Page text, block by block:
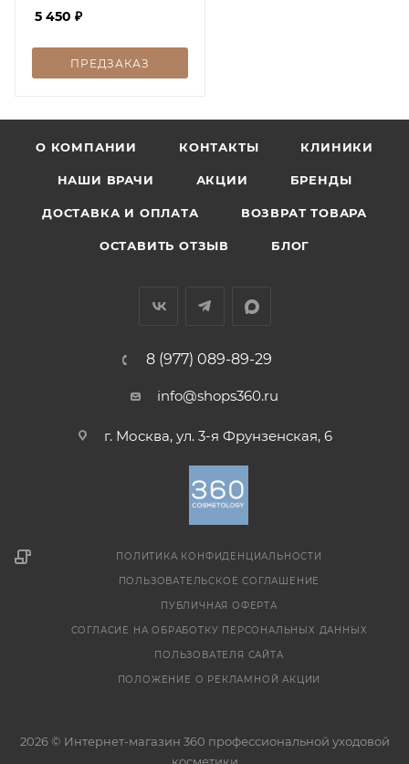
жирной кожи, Pore
5 450 ₽
ПРЕДЗАКАЗ
О КОМПАНИИ КОНТАКТЫ КЛИНИКИ
НАШИ ВРАЧИ АКЦИИ БРЕНДЫ
ДОСТАВКА И ОПЛАТА ВОЗВРАТ ТОВАРА
ОСТАВИТЬ ОТЗЫВ БЛОГ
8 (977) 089-89-29
info@shops360.ru
г. Москва, ул. 3-я Фрунзенская, 6
ПОЛИТИКА КОНФИДЕНЦИАЛЬНОСТИ
ПОЛЬЗОВАТЕЛЬСКОЕ СОГЛАШЕНИЕ
ПУБЛИЧНАЯ ОФЕРТА
СОГЛАСИЕ НА ОБРАБОТКУ ПЕРСОНАЛЬНЫХ ДАННЫХ
ПОЛЬЗОВАТЕЛЯ САЙТА
ПОЛОЖЕНИЕ О РЕКЛАМНОЙ АКЦИИ
2026 © Интернет-магазин 360 профессиональной уходовой